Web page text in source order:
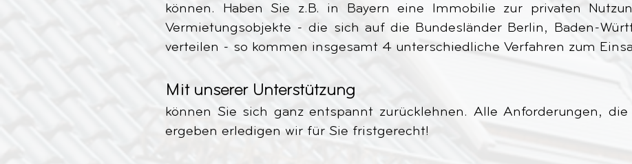
können. Haben Sie z.B. in Bayern eine Immobilie zur privaten
Vermietungsobjekte - die sich auf die Bundesländer Berlin, Baden-
verteilen - so kommen insgesamt 4 unterschiedliche Verfahren zum
Mit unserer Unterstützung
können Sie sich ganz entspannt zurücklehnen. Alle Anforderungen,
ergeben erledigen wir für Sie fristgerecht!